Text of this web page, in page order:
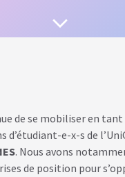
de se mobiliser en
d’étudiant-e-x-s de
. Nous avons
de position pour